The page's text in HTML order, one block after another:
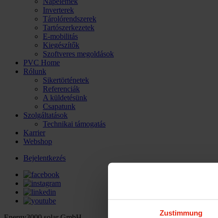
Zustimmung
Inverterek
Tárolórendszerek
Tartószerkezetek
E-mobilitás
Kiegészítők
Szoftveres megoldások
PVC Home
Rólunk
Sikertörténetek
Referenciák
A küldetésünk
Csapatunk
Szolgáltatások
Technikai támogatás
Karrier
Webshop
Bejelentkezés